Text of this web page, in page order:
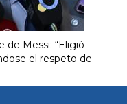
de Messi: “Eligió
el respeto de